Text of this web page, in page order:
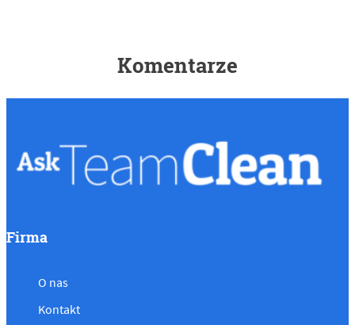
Komentarze
Firma
O nas
Kontakt